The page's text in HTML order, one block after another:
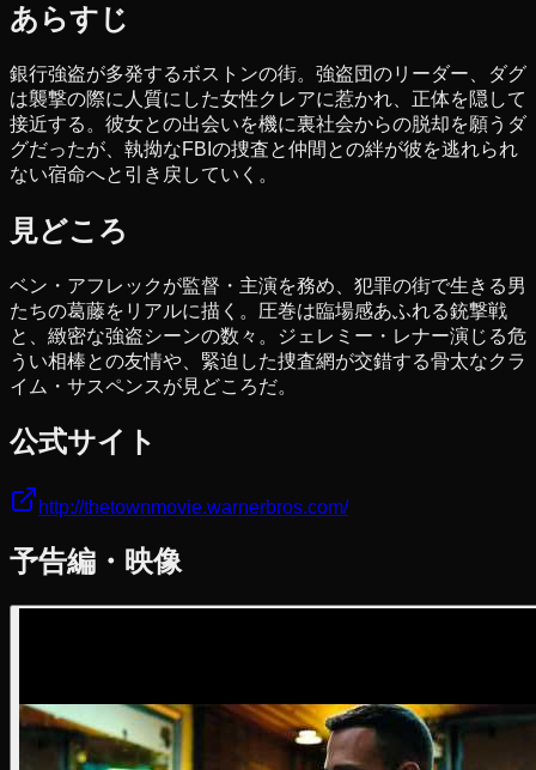
あらすじ
銀行強盗が多発するボストンの街。強盗団のリーダー、ダグ
は襲撃の際に人質にした女性クレアに惹かれ、正体を隠して
接近する。彼女との出会いを機に裏社会からの脱却を願うダ
グだったが、執拗なFBIの捜査と仲間との絆が彼を逃れられ
ない宿命へと引き戻していく。
見どころ
ベン・アフレックが監督・主演を務め、犯罪の街で生きる男
たちの葛藤をリアルに描く。圧巻は臨場感あふれる銃撃戦
と、緻密な強盗シーンの数々。ジェレミー・レナー演じる危
うい相棒との友情や、緊迫した捜査網が交錯する骨太なクラ
イム・サスペンスが見どころだ。
公式サイト
http://thetownmovie.warnerbros.com/
予告編・映像